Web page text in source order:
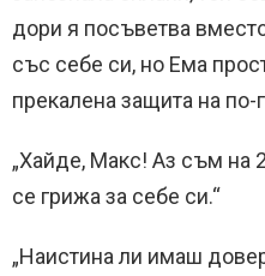
дори я посъветва
със себе си, но Ема
прекалена защита на по-
„Хайде, Макс! Аз съм на
се грижа за себе си.“
„Наистина ли имаш